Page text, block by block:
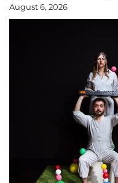
August 6, 2026